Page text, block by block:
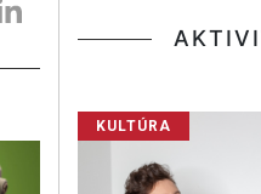
KULTÚRA